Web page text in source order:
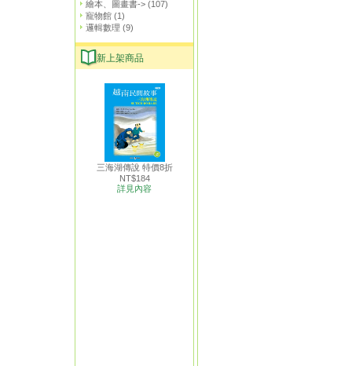
繪本、圖畫書-> (107)
寵物館 (1)
邏輯數理 (9)
新上架商品
三海湖傳說 特價8折
NT$184
詳見內容